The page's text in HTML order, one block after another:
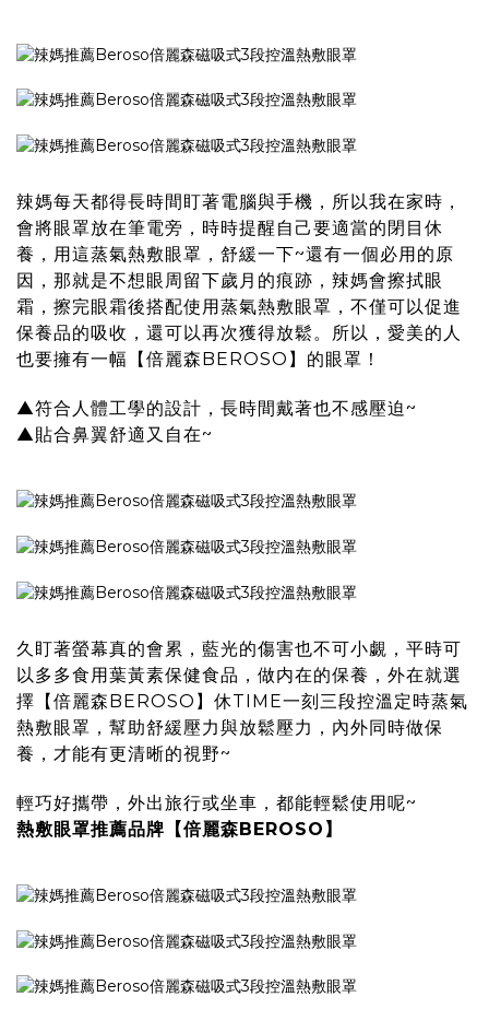
辣媽每天都得長時間盯著電腦與手機，所以我在家時，
會將眼罩放在筆電旁，時時提醒自己要適當的閉目休
養，用這蒸氣熱敷眼罩，舒緩一下~還有一個必用的原
因，那就是不想眼周留下歲月的痕跡，辣媽會擦拭眼
霜，擦完眼霜後搭配使用蒸氣熱敷眼罩，不僅可以促進
保養品的吸收，還可以再次獲得放鬆。所以，愛美的人
也要擁有一幅【倍麗森BEROSO】的眼罩！
▲符合人體工學的設計，長時間戴著也不感壓迫~
▲貼合鼻翼舒適又自在~
久盯著螢幕真的會累，藍光的傷害也不可小覷，平時可
以多多食用葉黃素保健食品，做内在的保養，外在就選
擇 【倍麗森BEROSO】休TIME一刻三段控溫定時蒸氣
熱敷眼罩 ，幫助舒緩壓力與放鬆壓力，內外同時做保
養，才能有更清晰的視野~
輕巧好攜帶，外出旅行或坐車，都能輕鬆使用呢~
熱敷眼罩推薦品牌【倍麗森BEROSO】